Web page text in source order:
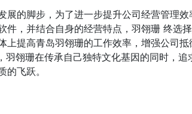
的脚步，为了进一步提升公司经营管理
件，并结合自身的经营特点，羽翎珊 终选择
提高青岛羽翎珊的工作效率，增强公司抵
翎珊在传承自己独特文化基因的同时，
飞跃。